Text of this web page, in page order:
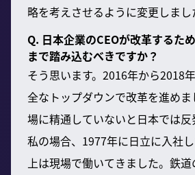
略を考えさせるように変更しまし
Q. 日本企業のCEOが改革するた
まで踏み込むべきですか？
そう思います。2016年から2018
全なトップダウンで改革を進め
場に精通していないと日本では反
私の場合、1977年に日立に入社
上は現場で働いてきました。鉄